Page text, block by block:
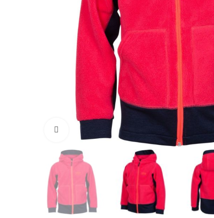
Vaata suuremalt